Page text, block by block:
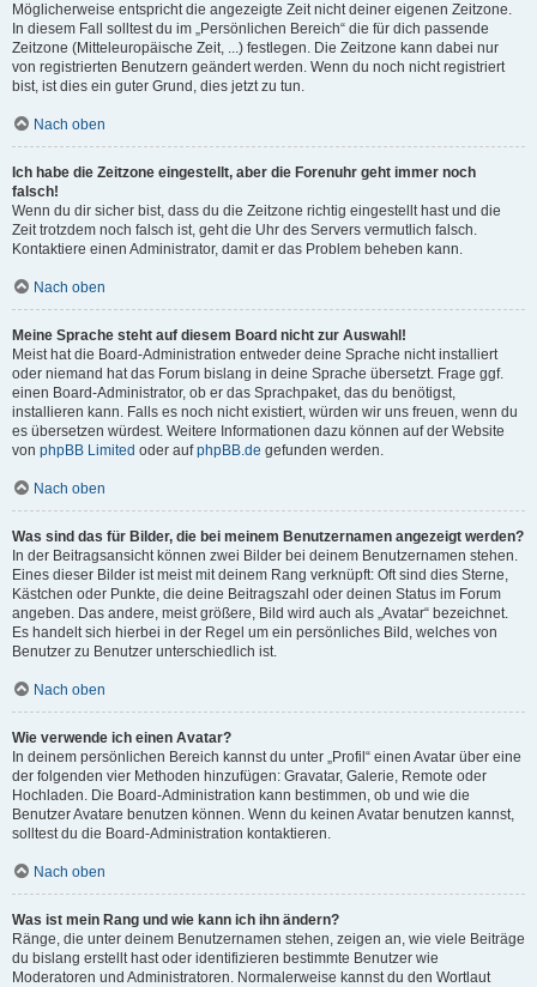
Möglicherweise entspricht die angezeigte Zeit nicht deiner eigenen Zeitzone.
In diesem Fall solltest du im „Persönlichen Bereich“ die für dich passende
Zeitzone (Mitteleuropäische Zeit, ...) festlegen. Die Zeitzone kann dabei nur
von registrierten Benutzern geändert werden. Wenn du noch nicht registriert
bist, ist dies ein guter Grund, dies jetzt zu tun.
Nach oben
Ich habe die Zeitzone eingestellt, aber die Forenuhr geht immer noch
falsch!
Wenn du dir sicher bist, dass du die Zeitzone richtig eingestellt hast und die
Zeit trotzdem noch falsch ist, geht die Uhr des Servers vermutlich falsch.
Kontaktiere einen Administrator, damit er das Problem beheben kann.
Nach oben
Meine Sprache steht auf diesem Board nicht zur Auswahl!
Meist hat die Board-Administration entweder deine Sprache nicht installiert
oder niemand hat das Forum bislang in deine Sprache übersetzt. Frage ggf.
einen Board-Administrator, ob er das Sprachpaket, das du benötigst,
installieren kann. Falls es noch nicht existiert, würden wir uns freuen, wenn du
es übersetzen würdest. Weitere Informationen dazu können auf der Website
von phpBB Limited oder aufphpBB.de gefunden werden.
Nach oben
Was sind das für Bilder, die bei meinem Benutzernamen angezeigt werden?
In der Beitragsansicht können zwei Bilder bei deinem Benutzernamen stehen.
Eines dieser Bilder ist meist mit deinem Rang verknüpft: Oft sind dies Sterne,
Kästchen oder Punkte, die deine Beitragszahl oder deinen Status im Forum
angeben. Das andere, meist größere, Bild wird auch als „Avatar“ bezeichnet.
Es handelt sich hierbei in der Regel um ein persönliches Bild, welches von
Benutzer zu Benutzer unterschiedlich ist.
Nach oben
Wie verwende ich einen Avatar?
In deinem persönlichen Bereich kannst du unter „Profil“ einen Avatar über eine
der folgenden vier Methoden hinzufügen: Gravatar, Galerie, Remote oder
Hochladen. Die Board-Administration kann bestimmen, ob und wie die
Benutzer Avatare benutzen können. Wenn du keinen Avatar benutzen kannst,
solltest du die Board-Administration kontaktieren.
Nach oben
Was ist mein Rang und wie kann ich ihn ändern?
Ränge, die unter deinem Benutzernamen stehen, zeigen an, wie viele Beiträge
du bislang erstellt hast oder identifizieren bestimmte Benutzer wie
Moderatoren und Administratoren. Normalerweise kannst du den Wortlaut